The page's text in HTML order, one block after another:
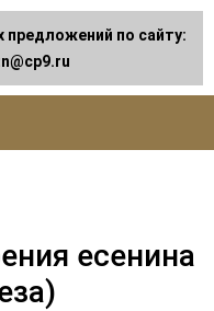
есенина
по сайту: